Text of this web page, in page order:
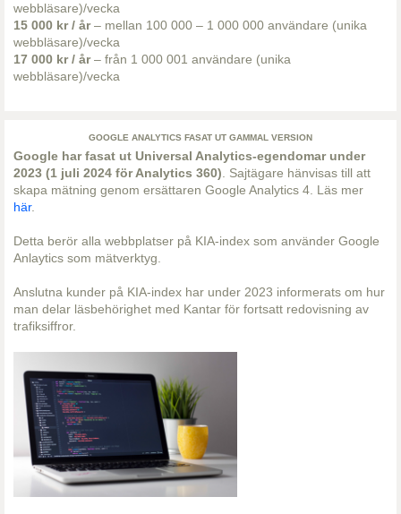
webbläsare)/vecka
15 000 kr / år– mellan 100 000 – 1 000 000 användare (unika
webbläsare)/vecka
17 000 kr / år– från 1 000 001 användare (unika
webbläsare)/vecka
GOOGLE ANALYTICS FASAT UT GAMMAL VERSION
Google har fasat ut Universal Analytics-egendomar under
2023 (1 juli 2024 för Analytics 360) . Sajtägare hänvisas till att
skapa mätning genom ersättaren Google Analytics 4. Läs mer
här.
Detta berör alla webbplatser på KIA-index som använder Google
Anlaytics som mätverktyg.
Anslutna kunder på KIA-index har under 2023 informerats om hur
man delar läsbehörighet med Kantar för fortsatt redovisning av
trafiksiffror.